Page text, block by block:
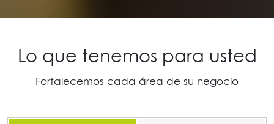
Lo que tenemos para usted
Fortalecemos cada área de su negocio